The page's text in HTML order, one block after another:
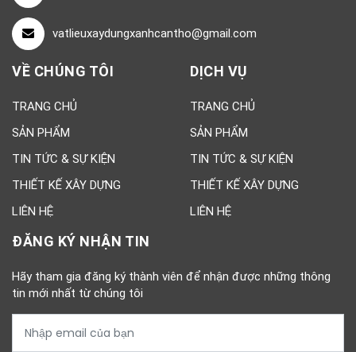
vatlieuxaydungxanhcantho@gmail.com
VỀ CHÚNG TÔI
TRANG CHỦ
SẢN PHẨM
TIN TỨC & SỰ KIỆN
THIẾT KẾ XÂY DỰNG
LIÊN HỆ
DỊCH VỤ
TRANG CHỦ
SẢN PHẨM
TIN TỨC & SỰ KIỆN
THIẾT KẾ XÂY DỰNG
LIÊN HỆ
ĐĂNG KÝ NHẬN TIN
Hãy tham gia đăng ký thành viên để nhận được những thông
tin mới nhất từ chúng tôi